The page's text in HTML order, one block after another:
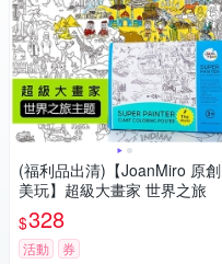
(福利品出清)【JoanMiro 原創
美玩】超級大畫家 世界之旅
$328
活動 券